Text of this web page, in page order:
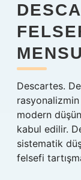
Descartes.
modern
kabul edilir.
sistematik
felsefi